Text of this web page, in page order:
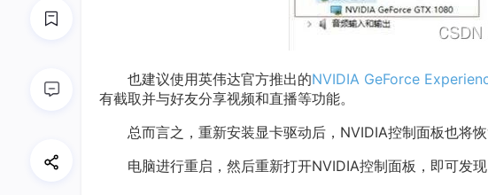
也建议使用英伟达官方推出的NVIDIA GeForce
有截取并与好友分享视频和直播等功能。
总而言之，重新安装显卡驱动后，NVIDIA控制面板也将恢
电脑进行重启，然后重新打开NVIDIA控制面板，即可发现